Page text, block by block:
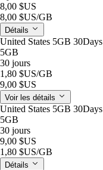
8,00 $US
8,00 $US/GB
Détails
United States 5GB 30Days
5GB
30 jours
1,80 $US/GB
9,00 $US
Voir les détails
United States 5GB 30Days
5GB
30 jours
9,00 $US
1,80 $US/GB
Détails